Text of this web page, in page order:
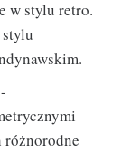
w stylu retro.
-